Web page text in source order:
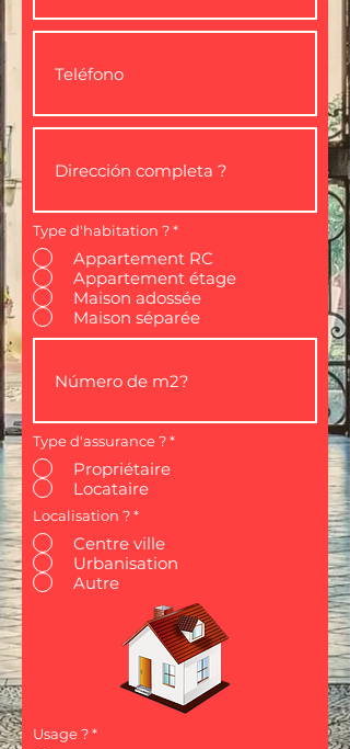
Type d'habitation ?*
Appartement RC
Appartement étage
Maison adossée
Maison séparée
Type d'assurance ?*
Propriétaire
Locataire
Localisation ?*
Centre ville
Urbanisation
Autre
Usage ?*